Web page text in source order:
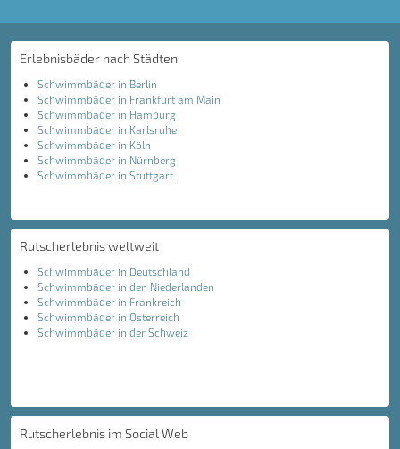
Erlebnisbäder nach Städten
Schwimmbäder in Berlin
Schwimmbäder in Frankfurt am Main
Schwimmbäder in Hamburg
Schwimmbäder in Karlsruhe
Schwimmbäder in Köln
Schwimmbäder in Nürnberg
Schwimmbäder in Stuttgart
Rutscherlebnis weltweit
Schwimmbäder in Deutschland
Schwimmbäder in den Niederlanden
Schwimmbäder in Frankreich
Schwimmbäder in Österreich
Schwimmbäder in der Schweiz
Rutscherlebnis im Social Web